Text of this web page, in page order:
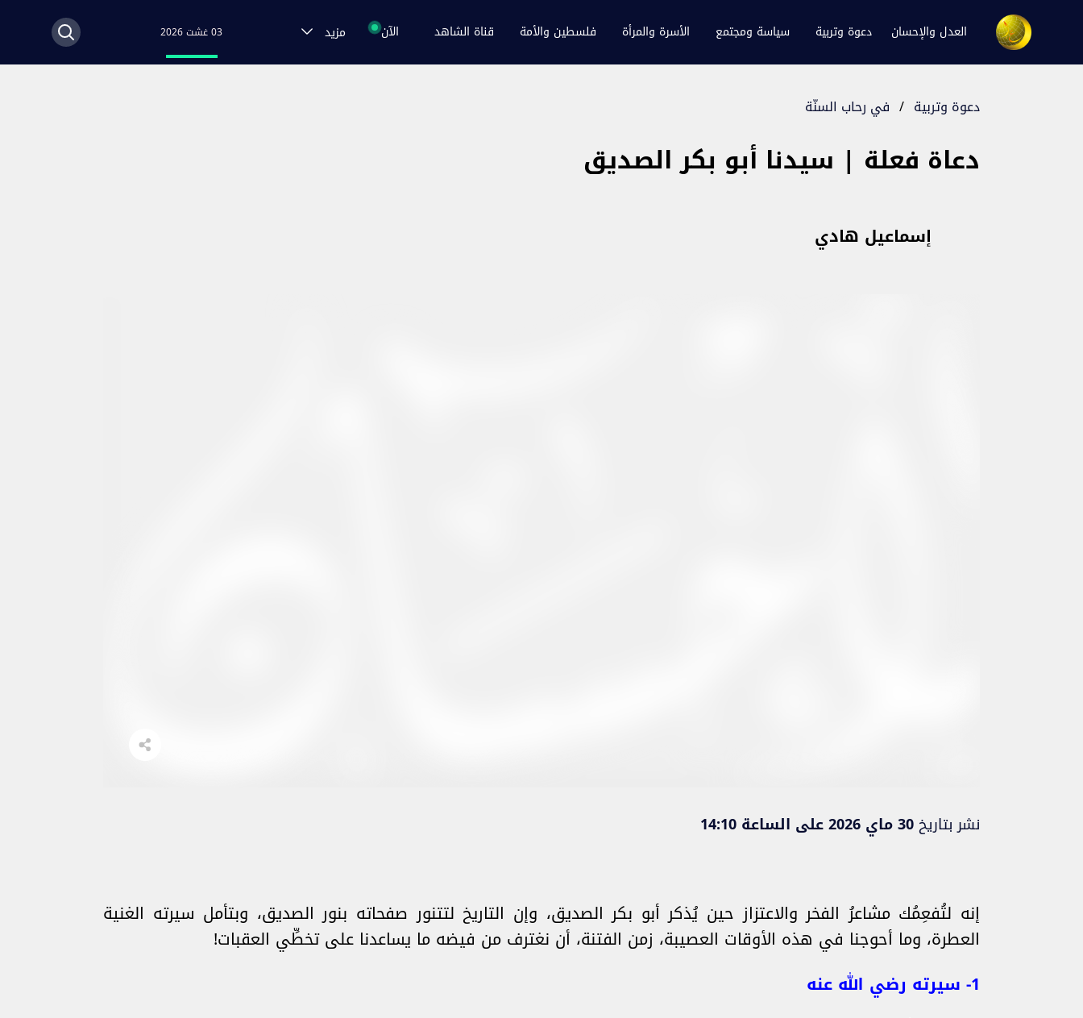
العدل والإحسان دعوة وتربية سياسة ومجتمع الأسرة والمرأة فلسطين والأمة قناة الشاهد الآن مزيد 03 غشت 2026
دعوة وتربية / في رحاب السنّة
دعاة فعلة | سيدنا أبو بكر الصديق
إسماعيل هادي
نشر بتاريخ30 ماي 2026 على الساعة 14:10
إنه لتُفعِمُك مشاعرُ الفخر والاعتزاز حين يُذكر أبو بكر الصديق، وإن التاريخ لتتنور صفحاته بنور الصديق، وبتأمل سيرته الغنية
العطرة، وما أحوجنا في هذه الأوقات العصيبة، زمن الفتنة، أن نغترف من فيضه ما يساعدنا على تخطِّي العقبات!
1- سيرته رضي الله عنه